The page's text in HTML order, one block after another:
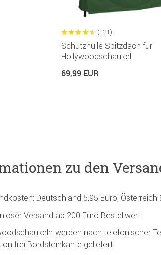
(121)
Schutzhülle Spitzdach für
Hollywoodschaukel
69,99 EUR
zu den
Deutschland 5,95 Euro, Österreich
Versand ab 200 Euro Bestellwert
werden nach telefonischer
frei Bordsteinkante geliefert